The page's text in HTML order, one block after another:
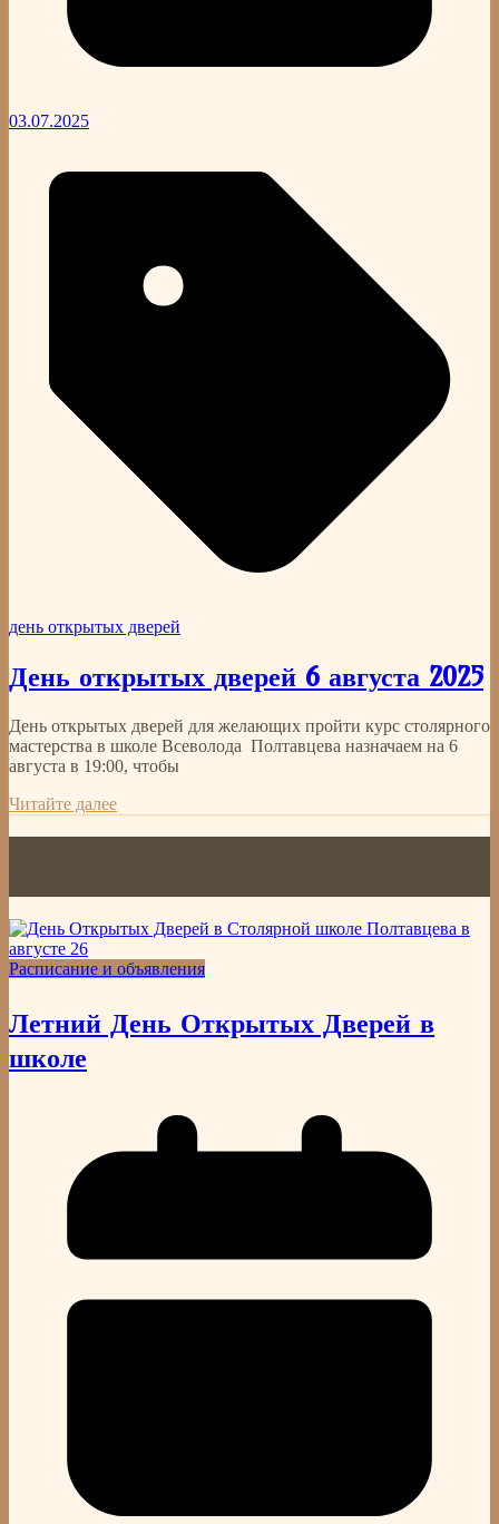
03.07.2025
день открытых дверей
День открытых дверей 6 августа 2025
День открытых дверей для желающих пройти курс столярного
мастерства в школе Всеволода Полтавцева назначаем на 6
августа в 19:00, чтобы
Читайте далее
Расписание и объявления
Летний День Открытых Дверей в
школе